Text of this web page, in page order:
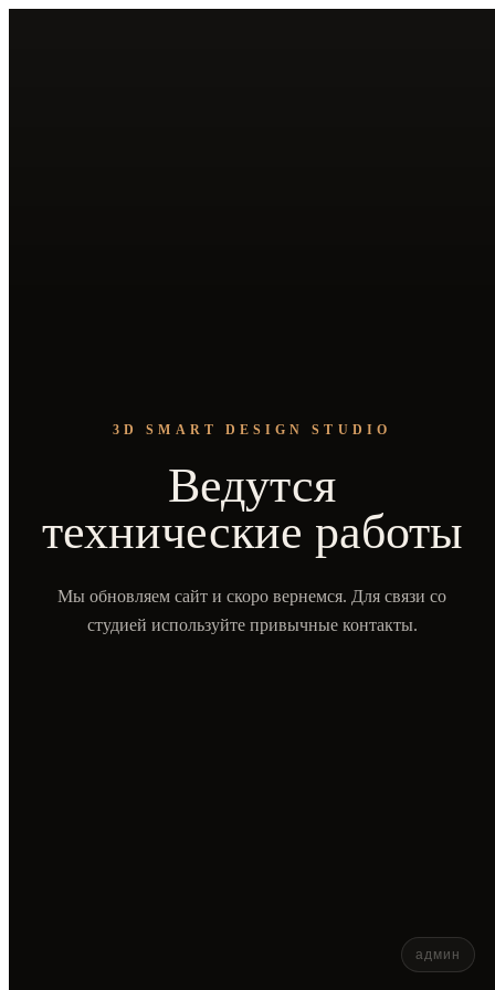
3D SMART DESIGN STUDIO
Ведутся
технические работы
Мы обновляем сайт и скоро вернемся. Для связи со
студией используйте привычные контакты.
админ